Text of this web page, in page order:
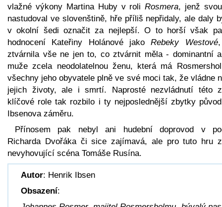
vlažné výkony Martina Huby v roliRosmera, jenž
nastudoval ve slovenštině, hře příliš nepřidaly, ale daly
v okolní šedi označit za nejlepší. O to horší však
hodnocení Kateřiny Holánové jakoRebeky Westové
ztvárnila vše ne jen to, co ztvárnit měla - dominantní
muže zcela neodolatelnou ženu, která má
všechny jeho obyvatele plně ve své moci tak, že vládne
jejich životy, ale i smrtí. Naprosté nezvládnutí této
klíčové role tak rozbilo i ty nejposlednější zbytky
Ibsenova záměru.
Přínosem pak nebyl ani hudební doprovod v
Richarda Dvořáka či sice zajímavá, ale pro tuto hru
nevyhovující scéna Tomáše Rusína.
Autor: Henrik Ibsen
Obsazení: